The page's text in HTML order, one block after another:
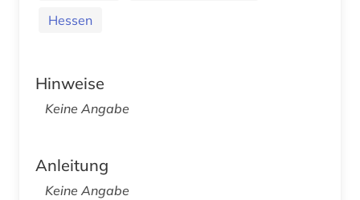
Hessen
Hinweise
Keine Angabe
Anleitung
Keine Angabe